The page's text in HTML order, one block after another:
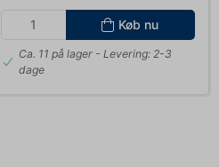
Køb nu
Ca. 11 på lager - Levering: 2-3
dage